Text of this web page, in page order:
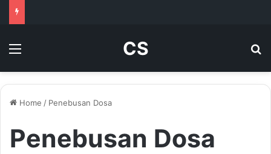
Menu CS
Home / Penebusan Dosa
Penebusan Dosa